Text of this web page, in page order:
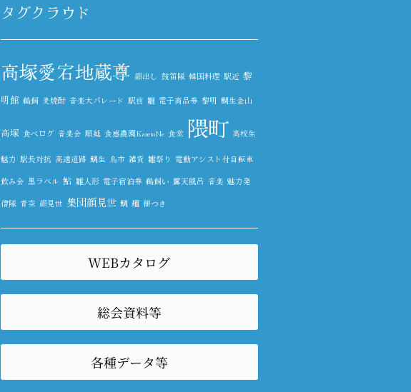
タグクラウド
高塚愛宕地蔵尊 顔出し 鼓笛隊 韓国料理 駅近 黎
明館 鵜飼 麦焼酎 音楽大パレード 駅前 雛 電子商品券 黎明 鯛生金山
高塚 食べログ 音楽会 順延 食感農園KazetoNe 食堂 隈町 高校生
魅力 駅長対抗 高速道路 鯛生 鳥市 雑貨 雛祭り 電動アシスト付自転車
飲み会 黒ラベル 鮎 雛人形 電子宿泊券 鵜飼い 露天風呂 音楽 魅力発
信隊 青空 顔見世 集団顔見世 鯛 麺 餅つき
WEBカタログ
総会資料等
各種データ等